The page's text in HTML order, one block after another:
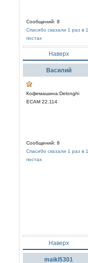
Сообщений: 8
Спасибо сказали 1 раз в 1
постах
Наверх
Вaсилий
Кофемашина:Delonghi
ECAM 22.114
Сообщений: 8
Спасибо сказали 1 раз в 1
постах
Наверх
maikl5301